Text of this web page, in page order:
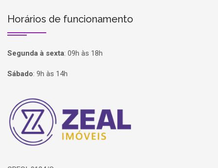
Horários de funcionamento
Segunda à sexta: 09h às 18h
Sábado: 9h às 14h
Página inicial